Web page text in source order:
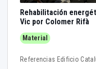
Rehabilitación
Vic por Colomer Rifà
Material
Referencias Edificio